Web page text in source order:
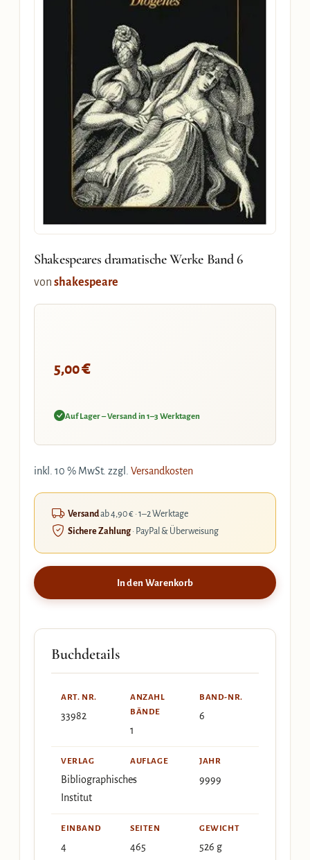
Shakespeares dramatische Werke Band 6
von shakespeare
5,00€
Auf Lager – Versand in 1–3 Werktagen
inkl. 10 % MwSt. zzgl. Versandkosten
Versandab 4,90 € · 1–2 Werktage
Sichere Zahlung· PayPal & Überweisung
In den Warenkorb
Buchdetails
ART. NR.
33982
ANZAHL
BÄNDE
1
BAND-NR.
6
VERLAG
Bibliographisches
Institut
AUFLAGE
–
JAHR
9999
EINBAND
4
SEITEN
465
GEWICHT
526 g